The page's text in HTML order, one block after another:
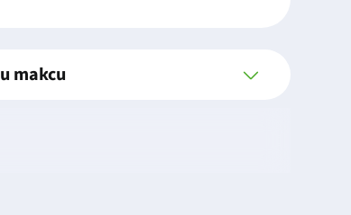
такси